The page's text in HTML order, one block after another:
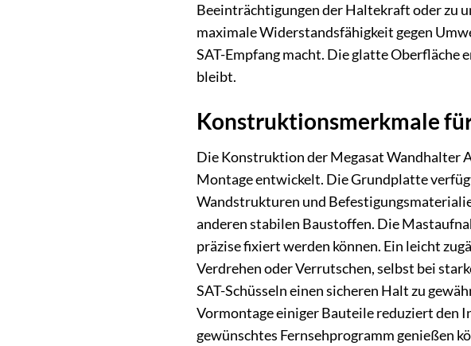
Beeinträchtigungen der Haltekraft oder zu
maximale Widerstandsfähigkeit gegen
SAT-Empfang macht. Die glatte Oberfläche
bleibt.
Konstruktionsmerkmale
Die Konstruktion der Megasat Wandhalter
Montage entwickelt. Die Grundplatte
Wandstrukturen und
anderen stabilen Baustoffen. Die
präzise fixiert werden können. Ein leicht
Verdrehen oder Verrutschen, selbst bei
SAT-Schüsseln einen sicheren Halt zu
Vormontage einiger Bauteile reduziert den
gewünschtes Fernsehprogramm genießen